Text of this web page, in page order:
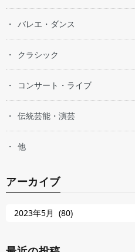
バレエ・ダンス
クラシック
コンサート・ライブ
伝統芸能・演芸
他
アーカイブ